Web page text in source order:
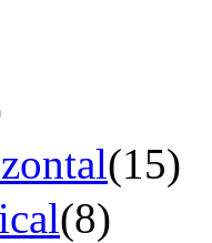
(15)
(8)